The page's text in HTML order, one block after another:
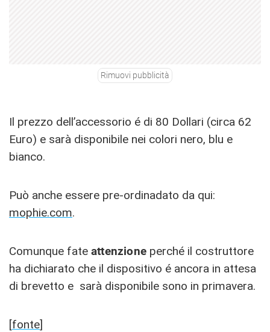
Rimuovi pubblicità
Il prezzo dell’accessorio é di 80 Dollari (circa 62
Euro) e sarà disponibile nei colori nero, blu e
bianco.
Può anche essere pre-ordinadato da qui:
mophie.com.
Comunque fate attenzione perché il costruttore
ha dichiarato che il dispositivo é ancora in attesa
di brevetto e sarà disponibile sono in primavera.
[fonte]